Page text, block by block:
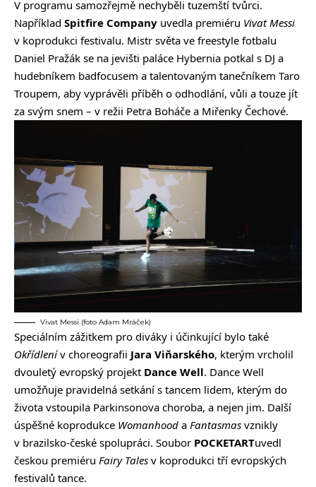
V programu samozřejmě nechyběli tuzemští tvůrci.
Například Spitfire Company uvedla premiéru Vivat Messi
v koprodukci festivalu. Mistr světa ve freestyle fotbalu
Daniel Pražák se na jevišti paláce Hybernia potkal s DJ a
hudebníkem badfocusem a talentovaným tanečníkem Taro
Troupem, aby vyprávěli příběh o odhodlání, vůli a touze jít
za svým snem – v režii Petra Boháče a Miřenky Čechové.
Vivat Messi (foto Adam Mráček)
Speciálním zážitkem pro diváky i účinkující bylo také
Okřídlenív choreografii Jara Viňarského, kterým vrcholil
dvouletý evropský projekt Dance Well. Dance Well
umožňuje pravidelná setkání s tancem lidem, kterým do
života vstoupila Parkinsonova choroba, a nejen jim. Další
úspěšné koprodukce Womanhood a Fantasmas vznikly
v brazilsko-české spolupráci. Soubor POCKETARTuvedl
českou premiéru Fairy Tales v koprodukci tří evropských
festivalů tance.